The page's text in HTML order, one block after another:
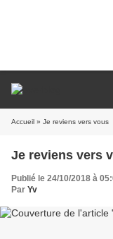
Accueil » Je reviens vers vous
Je reviens vers
Publié le 24/10/2018 à
Par Yv